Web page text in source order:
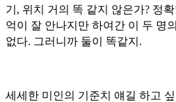
기, 위치 거의 똑 같지 않은가? 정
억이 잘 안나지만 하여간 이 두 명
없다. 그러니까 둘이 똑같지.
세세한 미인의 기준치 얘길 하고